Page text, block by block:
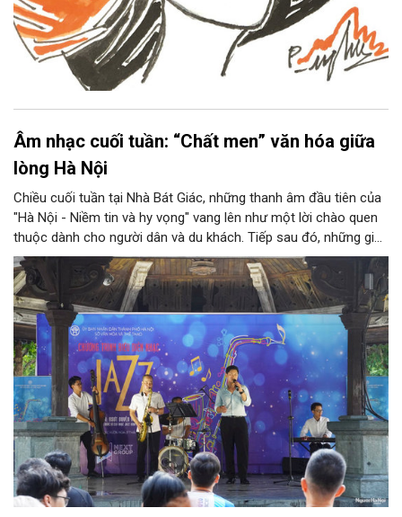
Âm nhạc cuối tuần: “Chất men” văn hóa giữa
lòng Hà Nội
Chiều cuối tuần tại Nhà Bát Giác, những thanh âm đầu tiên của
"Hà Nội - Niềm tin và hy vọng" vang lên như một lời chào quen
thuộc dành cho người dân và du khách. Tiếp sau đó, những giai
điệu jazz kinh điển của thế giới lần lượt cất lên qua phần biểu
diễn của NSƯT Quyền Văn Minh và các nghệ sĩ Bình Minh Jazz
Club, mở ra một không gian âm nhạc giàu cảm xúc ngay giữa
trung tâm Thủ đô.